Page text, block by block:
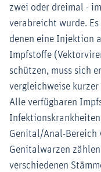
zwei oder dreimal -
verabreicht wurde.
denen eine Injektion
Impfstoffe
schützen, muss sich
vergleichweise kurzer
Alle verfügbaren
Genital/Anal-Bereich
Genitalwarzen
verschiedenen